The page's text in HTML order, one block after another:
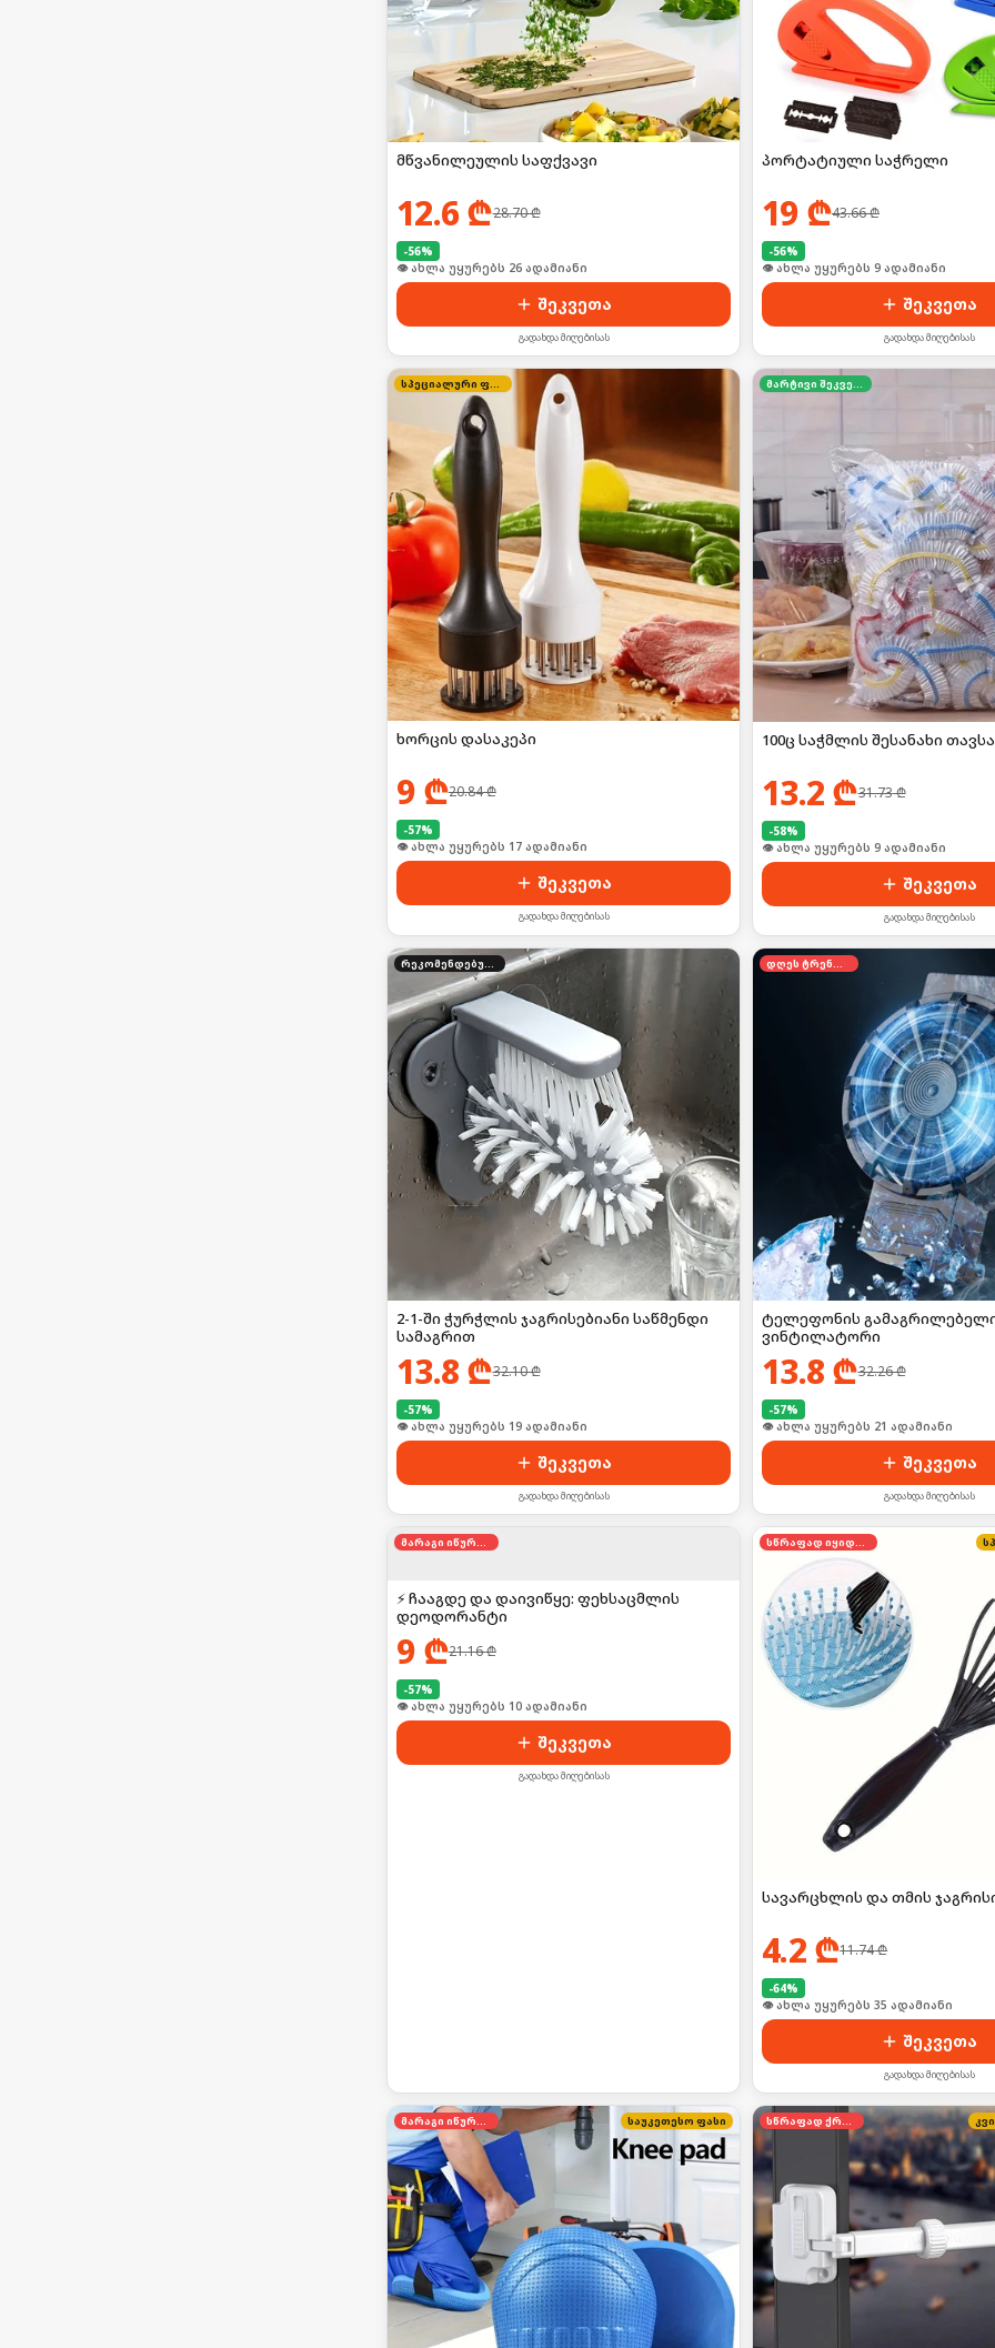
მწვანილეულის საფქვავი
12.6₾28.70₾
-56%
🛒 ბოლო 24სთ-ში იყიდა 34-მა
შეკვეთა
გადახდა მიღებისას
პორტატიული საჭრელი
19₾43.66₾
-56%
🛒 ბოლო 24სთ-ში იყიდა 14-მა
შეკვეთა
გადახდა მიღებისას
სპეციალური ფასი
ხორცის დასაკეპი
9₾20.84₾
-57%
🛒 ბოლო 24სთ-ში იყიდა 22-მა
შეკვეთა
გადახდა მიღებისას
მარტივი შეკვეთა
100ც საჭმლის შესანახი
13.2₾31.73₾
-58%
🛒 ბოლო 24სთ-ში იყიდა 16-მა
შეკვეთა
გადახდა მიღებისას
რეკომენდებული
2-1-ში ჭურჭლის ჯაგრისებიანი საწმენდი
სამაგრით
13.8₾32.10₾
-57%
🛒 ბოლო 24სთ-ში იყიდა 25-მა
შეკვეთა
გადახდა მიღებისას
დღეს ტრენდში
ტელეფონის
ვინტილატორი
13.8₾32.26₾
-57%
🛒 ბოლო 24სთ-ში იყიდა 28-მა
შეკვეთა
გადახდა მიღებისას
მარაგი იწურება
⚡ ჩააგდე და დაივიწყე: ფეხსაცმლის
დეოდორანტი
9₾21.16₾
-57%
🛒 ბოლო 24სთ-ში იყიდა 17-მა
შეკვეთა
გადახდა მიღებისას
სწრაფად იყიდება
სავარცხლის და თმის
4.2₾11.74₾
-64%
🛒 ბოლო 24სთ-ში იყიდა 53-მა
შეკვეთა
გადახდა მიღებისას
მარაგი იწურება საუკეთესო ფასი სწრაფად ქრება